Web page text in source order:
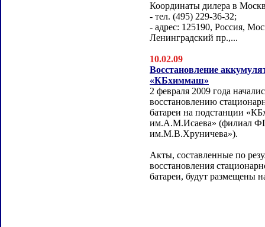
Координаты дилера в
- тел. (495) 229-36-32;
- адрес: 125190, Россия,
Ленинградский пр.,...
10.02.09
Восстановление
«КБхиммаш»
2 февраля 2009 года
восстановлению
батареи на подстанции
им.А.М.Исаева» (филиал
им.М.В.Хруничева»).
Акты, составленные по
восстановления
батареи, будут размещены